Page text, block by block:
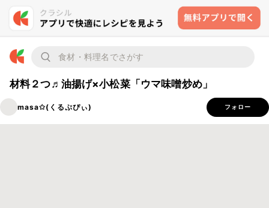
材料２つ♬油揚げ×小松菜「ウマ味噌炒め」
masa✩(くるぷぴぃ) フォロー